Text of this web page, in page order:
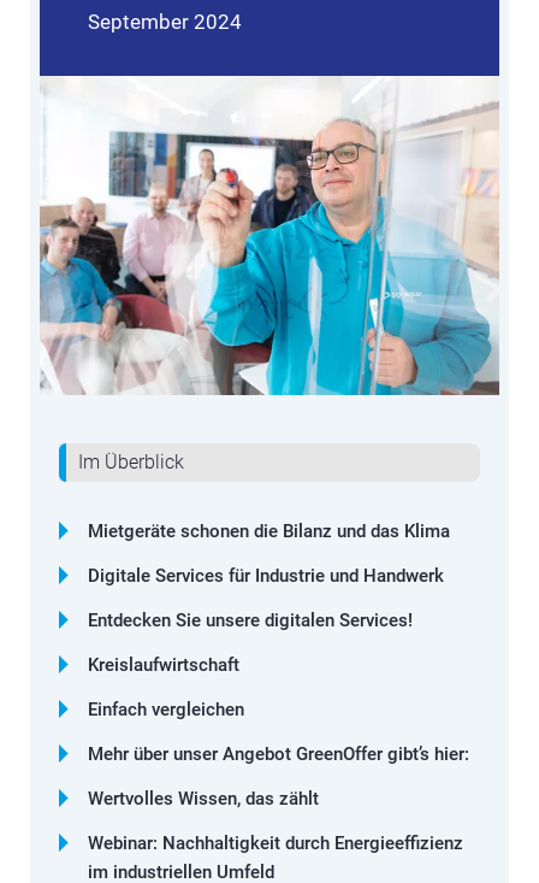
September 2024
Im Überblick
Mietgeräte schonen die Bilanz und das Klima
Digitale Services für Industrie und Handwerk
Entdecken Sie unsere digitalen Services!
Kreislaufwirtschaft
Einfach vergleichen
Mehr über unser Angebot GreenOffer gibt’s hier:
Wertvolles Wissen, das zählt
Webinar: Nachhaltigkeit durch Energieeffizienz
im industriellen Umfeld